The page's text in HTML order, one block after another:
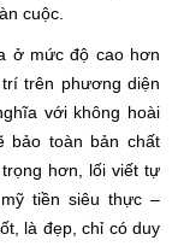
cuộc.
ở mức độ cao hơn
trên phương diện
với không hoài
bảo toàn bản chất
hơn, lối viết tự
tiền siêu thực –
là đẹp, chỉ có duy